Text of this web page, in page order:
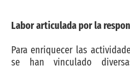
Labor articulada por la
Para enriquecer las
se han vinculado